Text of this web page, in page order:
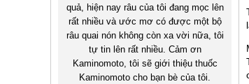
quả, hiện nay râu của tôi đang mọc lên
rất nhiều và ước mơ có được một bộ
râu quai nón không còn xa vời nữa, tôi
tự tin lên rất nhiều. Cảm ơn
Kaminomoto, tôi sẽ giới thiệu thuốc
Kaminomoto cho bạn bè của tôi.